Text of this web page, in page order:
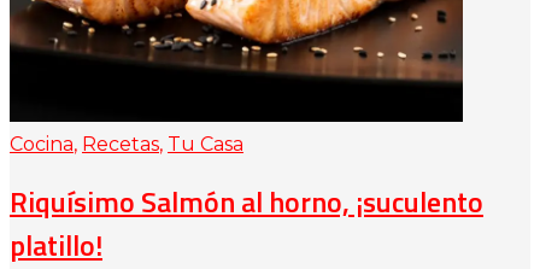
Cocina, Recetas, Tu Casa
Riquísimo Salmón al horno, ¡suculento
platillo!